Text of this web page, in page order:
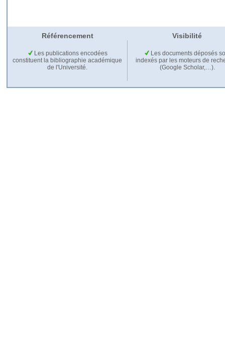
Référencement Visibilité
Les publications encodées
constituent la bibliographie académique
de l'Université.
Les documents déposés
indexés par les moteurs de
(Google Scholar,…).